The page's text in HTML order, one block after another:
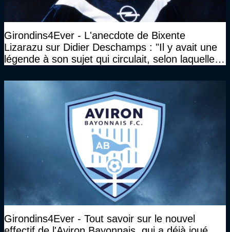
Girondins4Ever - L'anecdote de Bixente
Lizarazu sur Didier Deschamps : "Il y avait une
légende à son sujet qui circulait, selon laquelle il
Girondins4Ever - Tout savoir sur le nouvel